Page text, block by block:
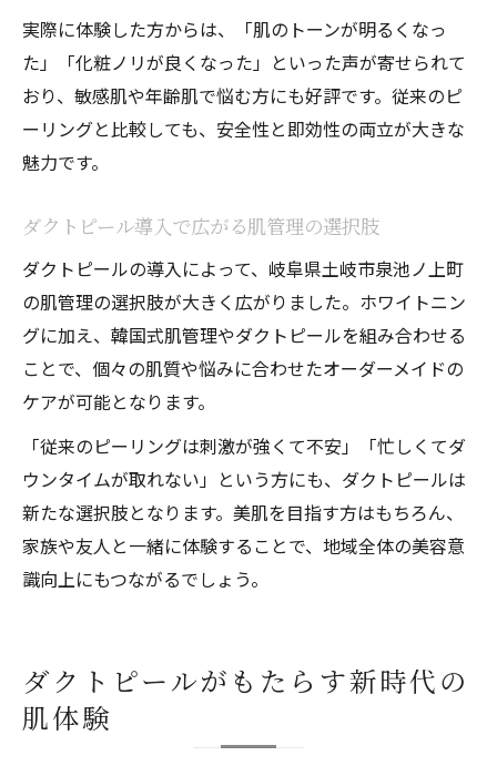
実際に体験した方からは、「肌のトーンが明るくなっ
た」「化粧ノリが良くなった」といった声が寄せられて
おり、敏感肌や年齢肌で悩む方にも好評です。従来のピ
ーリングと比較しても、安全性と即効性の両立が大きな
魅力です。
ダクトピール導入で広がる肌管理の選択肢
ダクトピールの導入によって、岐阜県土岐市泉池ノ上町
の肌管理の選択肢が大きく広がりました。ホワイトニン
グに加え、韓国式肌管理やダクトピールを組み合わせる
ことで、個々の肌質や悩みに合わせたオーダーメイドの
ケアが可能となります。
「従来のピーリングは刺激が強くて不安」「忙しくてダ
ウンタイムが取れない」という方にも、ダクトピールは
新たな選択肢となります。美肌を目指す方はもちろん、
家族や友人と一緒に体験することで、地域全体の美容意
識向上にもつながるでしょう。
ダクトピールがもたらす新時代の
肌体験